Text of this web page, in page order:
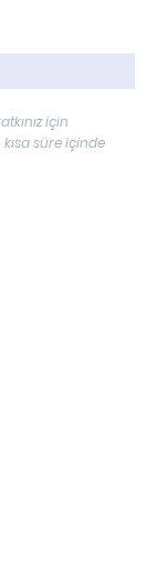
için
süre içinde